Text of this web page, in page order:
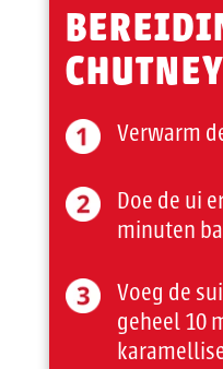
CHUTNEY
Verwarm
Doe de ui
minuten
Voeg de
geheel 10